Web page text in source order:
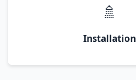
🚿
Installation